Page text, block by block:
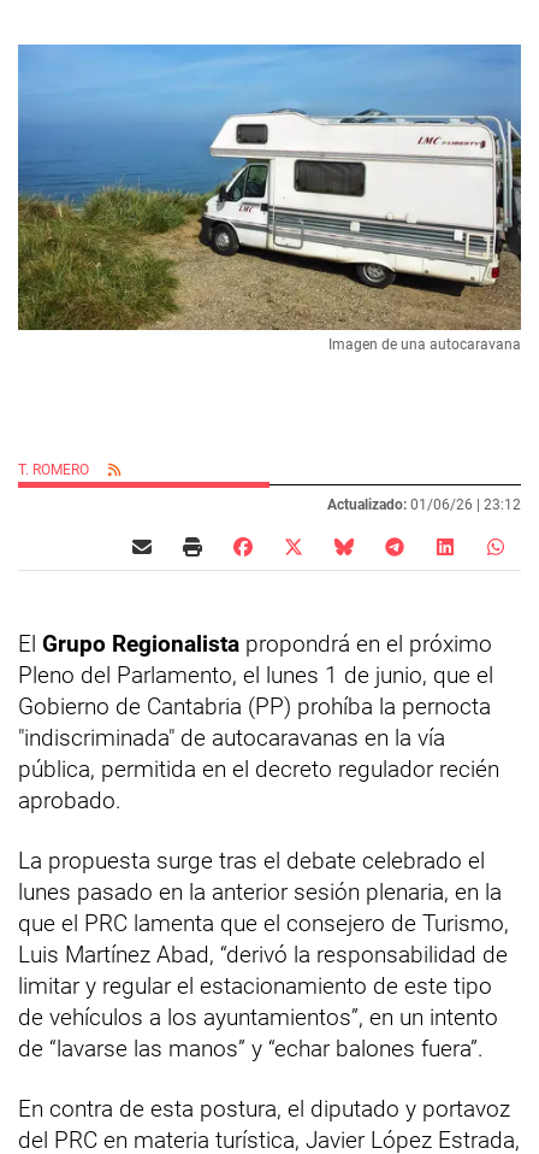
Imagen de una autocaravana
T. ROMERO
Actualizado: 01/06/26 | 23:12
El Grupo Regionalista propondrá en el próximo
Pleno del Parlamento, el lunes 1 de junio, que el
Gobierno de Cantabria (PP) prohíba la pernocta
"indiscriminada" de autocaravanas en la vía
pública, permitida en el decreto regulador recién
aprobado.
La propuesta surge tras el debate celebrado el
lunes pasado en la anterior sesión plenaria, en la
que el PRC lamenta que el consejero de Turismo,
Luis Martínez Abad, “derivó la responsabilidad de
limitar y regular el estacionamiento de este tipo
de vehículos a los ayuntamientos”, en un intento
de “lavarse las manos” y “echar balones fuera”.
En contra de esta postura, el diputado y portavoz
del PRC en materia turística, Javier López Estrada,